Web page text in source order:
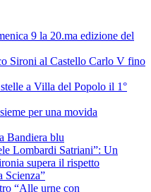
9 la 20.ma edizione del
Sironi al Castello Carlo V fino
a Villa del Popolo il 1°
per una movida
Bandiera blu
Lombardi Satriani”: Un
supera il rispetto
Scienza”
“Alle urne con